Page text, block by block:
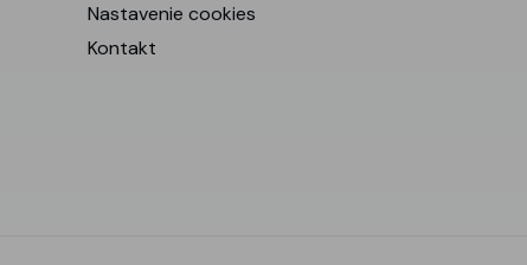
Nastavenie cookies
Kontakt